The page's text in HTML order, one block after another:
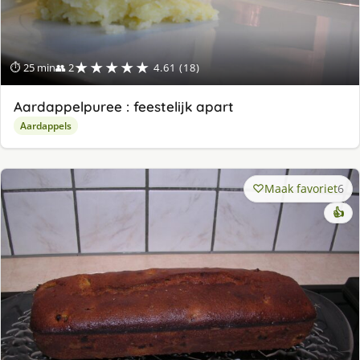
⏱ 25 min👥 2★★★★★ 4.61 (18)
Aardappelpuree : feestelijk apart
Aardappels
Maak favoriet6
👍